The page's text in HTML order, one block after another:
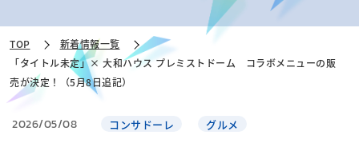
TOP
新着情報一覧
「タイトル未定」× 大和ハウス プレミストドーム コラボメニューの販
売が決定！（5月8日追記）
2026/05/08 コンサドーレ グルメ